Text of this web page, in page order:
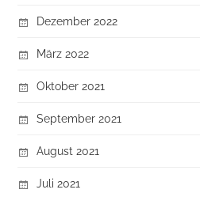
Dezember 2022
März 2022
Oktober 2021
September 2021
August 2021
Juli 2021